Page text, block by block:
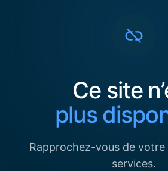
Ce site
plus
Rapprochez-vous de
services.